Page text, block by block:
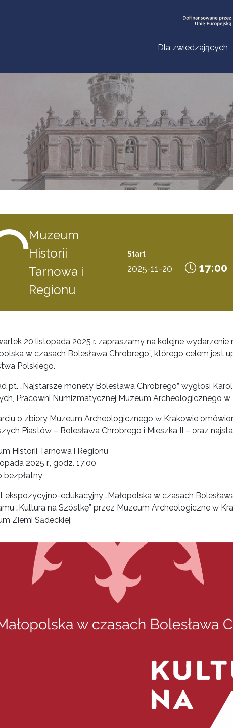
Dla zwiedzających
Muzeum
Historii
Tarnowa i
Regionu
Start
2025-11-20 17:00
20 listopada 2025 r. zapraszamy na kolejne
w czasach Bolesława Chrobrego”, którego celem jest
Polskiego.
pt. „Najstarsze monety Bolesława Chrobrego” wygłosi
Pracowni Numizmatycznej Muzeum Archeologicznego w
o zbiory Muzeum Archeologicznego w Krakowie
Piastów – Bolesława Chrobrego i Mieszka II – oraz
Historii Tarnowa i Regionu
2025 r., godz. 17:00
bezpłatny
ekspozycyjno-edukacyjny „Małopolska w czasach
„Kultura na Szóstkę” przez Muzeum Archeologiczne w
Ziemi Sądeckiej.